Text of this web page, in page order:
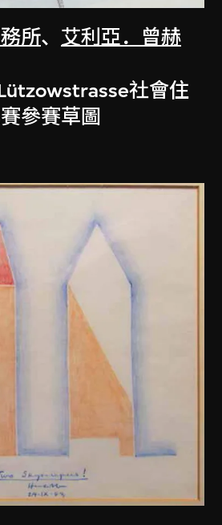
所、 艾利亞．曾赫
社會住
參賽草圖